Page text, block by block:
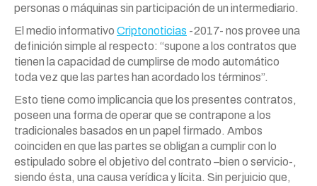
personas o máquinas sin participación de un intermediario.
El medio informativo Criptonoticias -2017- nos provee una
definición simple al respecto: “supone a los contratos que
tienen la capacidad de cumplirse de modo automático
toda vez que las partes han acordado los términos”.
Esto tiene como implicancia que los presentes contratos,
poseen una forma de operar que se contrapone a los
tradicionales basados en un papel firmado. Ambos
coinciden en que las partes se obligan a cumplir con lo
estipulado sobre el objetivo del contrato –bien o servicio-,
siendo ésta, una causa verídica y lícita. Sin perjuicio que,